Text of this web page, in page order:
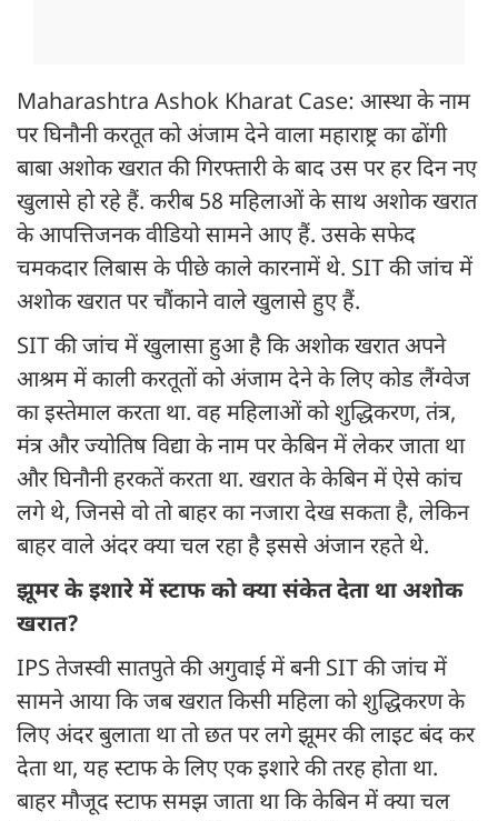
Maharashtra Ashok Kharat Case: आस्था के नाम
पर घिनौनी करतूत को अंजाम देने वाला महाराष्ट्र का ढोंगी
बाबा अशोक खरात की गिरफ्तारी के बाद उस पर हर दिन नए
खुलासे हो रहे हैं. करीब 58 महिलाओं के साथ अशोक खरात
के आपत्तिजनक वीडियो सामने आए हैं. उसके सफेद
चमकदार लिबास के पीछे काले कारनामें थे. SIT की जांच में
अशोक खरात पर चौंकाने वाले खुलासे हुए हैं.
SIT की जांच में खुलासा हुआ है कि अशोक खरात अपने
आश्रम में काली करतूतों को अंजाम देने के लिए कोड लैंग्वेज
का इस्तेमाल करता था. वह महिलाओं को शुद्धिकरण, तंत्र,
मंत्र और ज्योतिष विद्या के नाम पर केबिन में लेकर जाता था
और घिनौनी हरकतें करता था. खरात के केबिन में ऐसे कांच
लगे थे, जिनसे वो तो बाहर का नजारा देख सकता है, लेकिन
बाहर वाले अंदर क्या चल रहा है इससे अंजान रहते थे.
झूमर के इशारे में स्टाफ को क्या संकेत देता था अशोक
खरात?
IPS तेजस्वी सातपुते की अगुवाई में बनी SIT की जांच में
सामने आया कि जब खरात किसी महिला को शुद्धिकरण के
लिए अंदर बुलाता था तो छत पर लगे झूमर की लाइट बंद कर
देता था, यह स्टाफ के लिए एक इशारे की तरह होता था.
बाहर मौजूद स्टाफ समझ जाता था कि केबिन में क्या चल